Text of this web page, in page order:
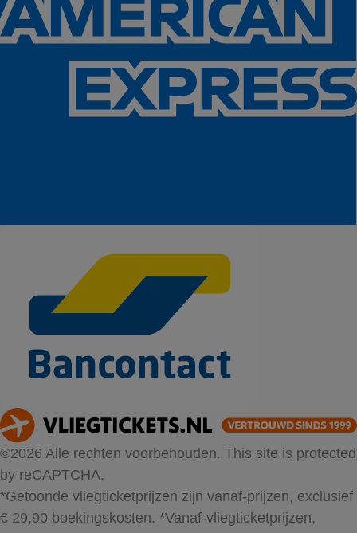
©2026 Alle rechten voorbehouden. This site is protected
by reCAPTCHA.
*Getoonde vliegticketprijzen zijn vanaf-prijzen, exclusief
€ 29,90 boekingskosten. *Vanaf-vliegticketprijzen,